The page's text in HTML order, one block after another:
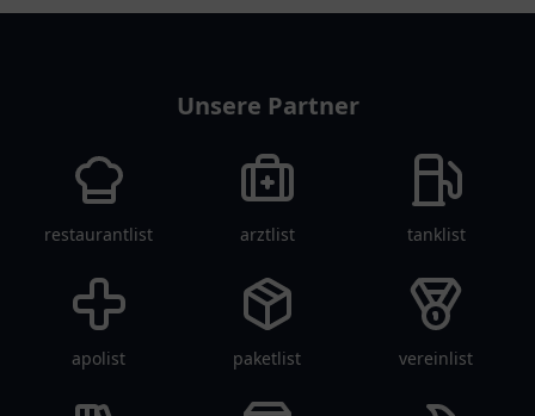
Unterstützung.
Unsere Partner
restaurantlist arztlist tanklist
apolist paketlist vereinlist